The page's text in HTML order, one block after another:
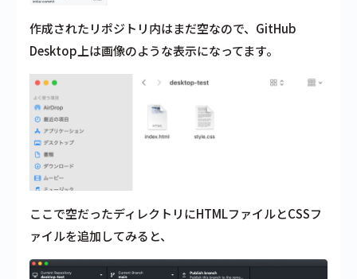
作成されたリポジトリ内はまだ空なので、GitHub
Desktop上は画像のような表示になってます。
ここで空だったディレクトリにHTMLファイルとCSSフ
ァイルを追加してみると、